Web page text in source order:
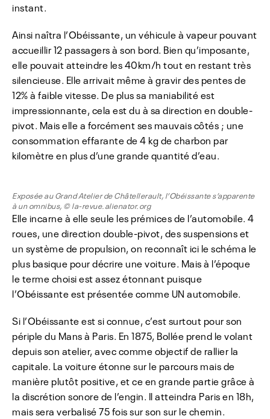
instant.
Ainsi naîtra l’Obéissante, un véhicule à vapeur pouvant
accueillir 12 passagers à son bord. Bien qu’imposante,
elle pouvait atteindre les 40km/h tout en restant très
silencieuse. Elle arrivait même à gravir des pentes de
12% à faible vitesse. De plus sa maniabilité est
impressionnante, cela est du à sa direction en double-
pivot. Mais elle a forcément ses mauvais côtés ; une
consommation effarante de 4 kg de charbon par
kilomètre en plus d’une grande quantité d’eau.
Exposée au Grand Atelier de Châtellerault, l’Obéissante s’apparente
à un omnibus, © la-revue.alienator.org
Elle incarne à elle seule les prémices de l’automobile. 4
roues, une direction double-pivot, des suspensions et
un système de propulsion, on reconnaît ici le schéma le
plus basique pour décrire une voiture. Mais à l’époque
le terme choisi est assez étonnant puisque
l’Obéissante est présentée comme UN automobile.
Si l’Obéissante est si connue, c’est surtout pour son
périple du Mans à Paris. En 1875, Bollée prend le volant
depuis son atelier, avec comme objectif de rallier la
capitale. La voiture étonne sur le parcours mais de
manière plutôt positive, et ce en grande partie grâce à
la discrétion sonore de l’engin. Il atteindra Paris en 18h,
mais sera verbalisé 75 fois sur son sur le chemin.